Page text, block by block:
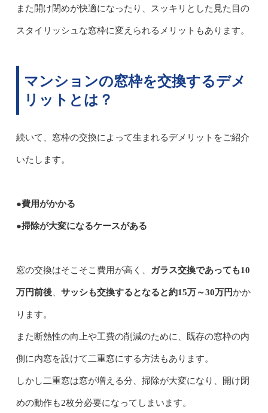
また開け閉めが快適になったり、スッキリとした見た目の
スタイリッシュな窓枠に変えられるメリットもあります。
マンションの窓枠を交換するデメ
リットとは？
続いて、窓枠の交換によって生まれるデメリットをご紹介
いたします。
●費用がかかる
●掃除が大変になるケースがある
窓の交換はそこそこ費用が高く、 ガラス交換であっても10
万円前後、 サッシも交換するとなると約15万～30万円かか
ります。
また断熱性の向上や工費の削減のために、既存の窓枠の内
側に内窓を設けて二重窓にする方法もあります。
しかし二重窓は窓が増える分、掃除が大変になり、開け閉
めの動作も2枚分必要になってしまいます。